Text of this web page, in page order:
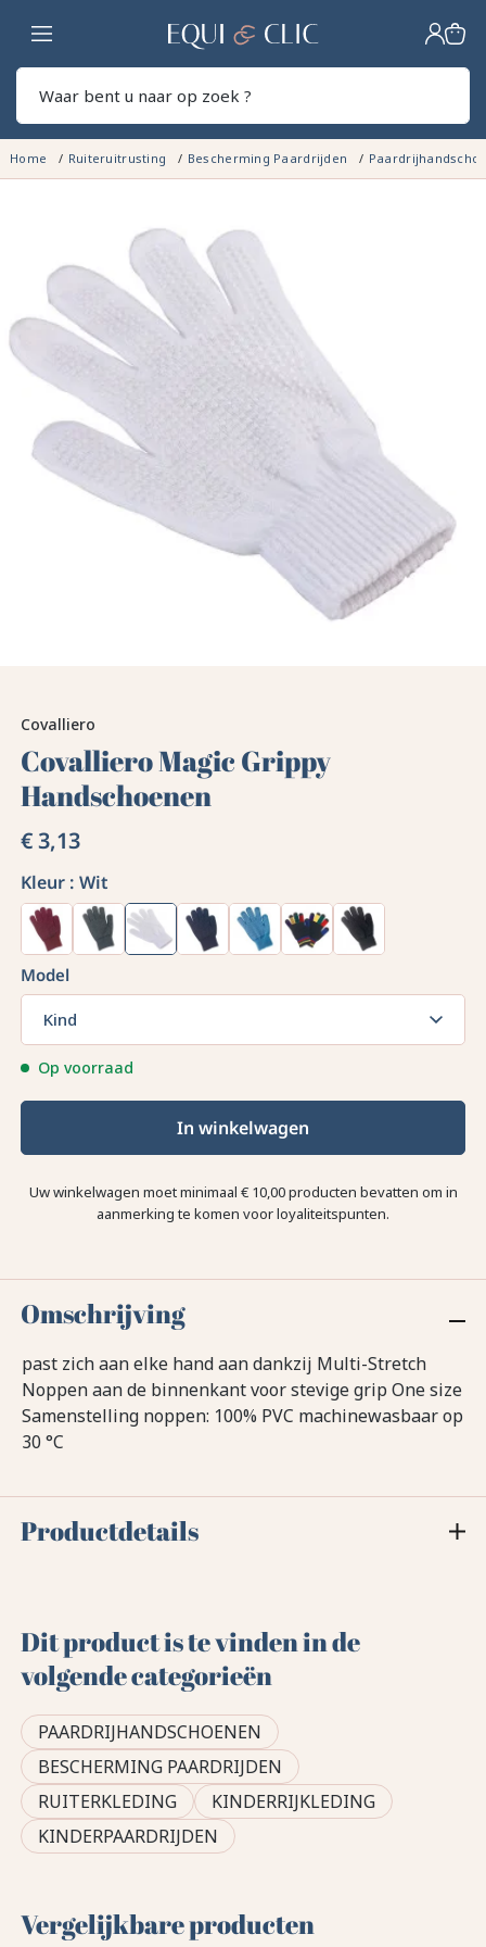
Home
Home Ruiteruitrusting Bescherming Paardrijden
Covalliero
Covalliero Magic Grippy
Handschoenen
€ 3,13
Kleur : Wit
Model
Kind
Op voorraad
In winkelwagen
Uw winkelwagen moet minimaal € 10,00 producten bevatten om in
aanmerking te komen voor loyaliteitspunten.
Omschrijving
past zich aan elke hand aan dankzij Multi-Stretch
Noppen aan de binnenkant voor stevige grip One size
Samenstelling noppen: 100% PVC machinewasbaar op
30 °C
Productdetails
Dit product is te vinden in de
volgende categorieën
PAARDRIJHANDSCHOENEN
BESCHERMING PAARDRIJDEN
RUITERKLEDING
KINDERRIJKLEDING
KINDERPAARDRIJDEN
Vergelijkbare producten